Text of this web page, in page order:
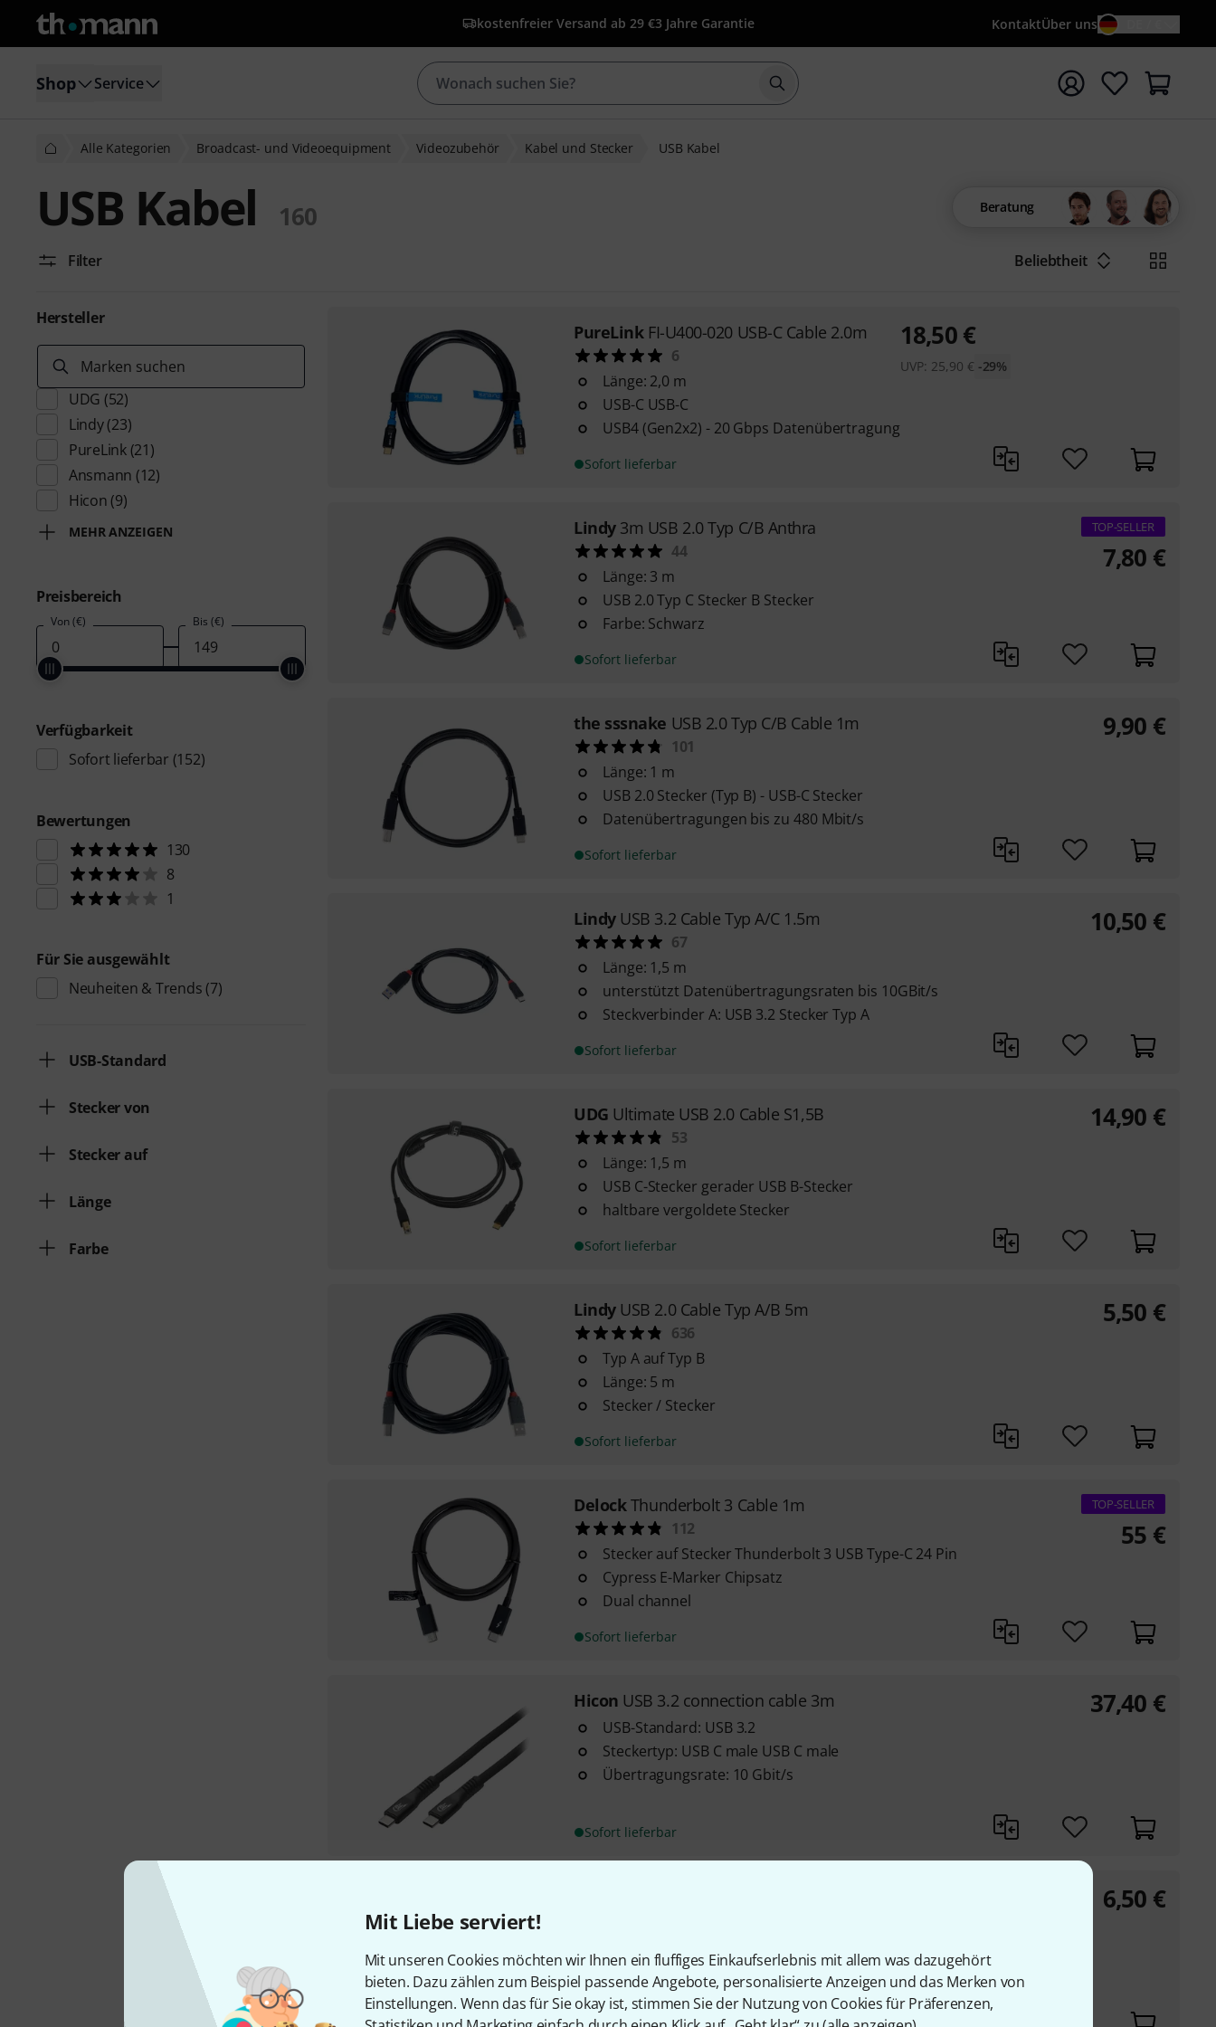
Mit Liebe serviert!
Mit unseren Cookies möchten wir Ihnen ein fluffiges Einkaufserlebnis mit allem was dazugehört
bieten. Dazu zählen zum Beispiel passende Angebote, personalisierte Anzeigen und das Merken von
Einstellungen. Wenn das für Sie okay ist, stimmen Sie der Nutzung von Cookies für Präferenzen,
kostenfreier Versand ab 29 €3 Jahre Garantie KontaktÜber uns
Shop Service Suche mit Suchwort {searchTerm} starten
Alle Kategorien Broadcast- und Videoequipment Videozubehör Kabel und Stecker USB Kabel
USB Kabel 160 Beratung
Filter Beliebtheit
Hersteller
Marken suchen
UDG (52)
Lindy(23)
PureLink(21)
Ansmann (12)
Hicon (9)
MEHR ANZEIGEN
Preisbereich
Von (€) Bis (€)
Verfügbarkeit
Sofort lieferbar (152)
Bewertungen
130
8
1
Für Sie ausgewählt
Neuheiten & Trends (7)
USB-Standard
Stecker von
Stecker auf
Länge
Farbe
PureLink FI-U400-020 USB-C Cable 2.0m
6
Länge: 2,0 m
USB-C USB-C
USB4 (Gen2x2) - 20 Gbps Datenübertragung
Sofort lieferbar
18,50 €
UVP: 25,90 € -29%
Lindy 3m USB 2.0 Typ C/B Anthra
44
Länge: 3 m
USB 2.0 Typ C Stecker B Stecker
Farbe: Schwarz
Sofort lieferbar
TOP-SELLER
7,80 €
the sssnake USB 2.0 Typ C/B Cable 1m
101
Länge: 1 m
USB 2.0 Stecker (Typ B) - USB-C Stecker
Datenübertragungen bis zu 480 Mbit/s
Sofort lieferbar
9,90 €
Lindy USB 3.2 Cable Typ A/C 1.5m
67
Länge: 1,5 m
unterstützt Datenübertragungsraten bis 10GBit/s
Steckverbinder A: USB 3.2 Stecker Typ A
Sofort lieferbar
10,50 €
UDG Ultimate USB 2.0 Cable S1,5B
53
Länge: 1,5 m
USB C-Stecker gerader USB B-Stecker
haltbare vergoldete Stecker
Sofort lieferbar
14,90 €
Lindy USB 2.0 Cable Typ A/B 5m
636
Typ A auf Typ B
Länge: 5 m
Stecker / Stecker
Sofort lieferbar
5,50 €
DelockThunderbolt 3 Cable 1m
112
Stecker auf Stecker Thunderbolt 3 USB Type-C 24 Pin
Cypress E-Marker Chipsatz
Dual channel
Sofort lieferbar
TOP-SELLER
55 €
Hicon USB 3.2 connection cable 3m
USB-Standard: USB 3.2
Steckertyp: USB C male USB C male
Übertragungsrate: 10 Gbit/s
Sofort lieferbar
37,40 €
USB Typ C auf USB 2.0 B Stecker
6,50 €